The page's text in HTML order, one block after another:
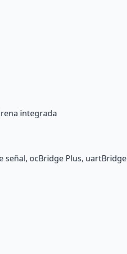
integrada
señal, ocBridge Plus, uartBridge